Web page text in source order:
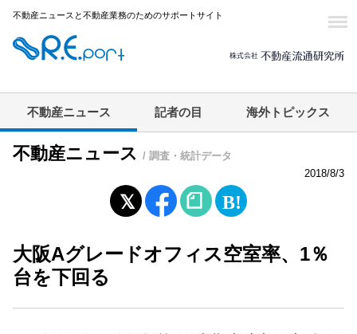
不動産ニュースと不動産業務のためのサポートサイト
不動産ニュース 記者の目 海外トピックス
不動産ニュース / 調査・統計データ
2018/8/3
大阪Aグレードオフィス空室率、1％
台を下回る